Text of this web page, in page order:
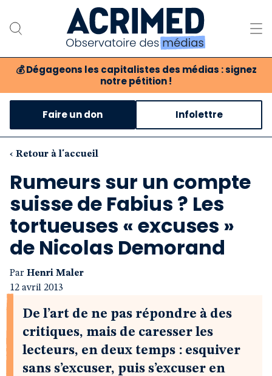
💰 Dégageons les capitalistes des médias : signez
notre pétition !
Notre association
Notre critique des médias
Nos propositions
Notre revue
Boutique
Faire un don Infolettre
‹ Retour à l'accueil
Rumeurs sur un compte
suisse de Fabius ? Les
tortueuses « excuses »
de Nicolas Demorand
Par Henri Maler
12 avril 2013
De l’art de ne pas répondre à des
critiques, mais de caresser les
lecteurs, en deux temps : esquiver
sans s’excuser, puis s’excuser en